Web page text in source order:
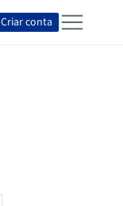
Criar conta